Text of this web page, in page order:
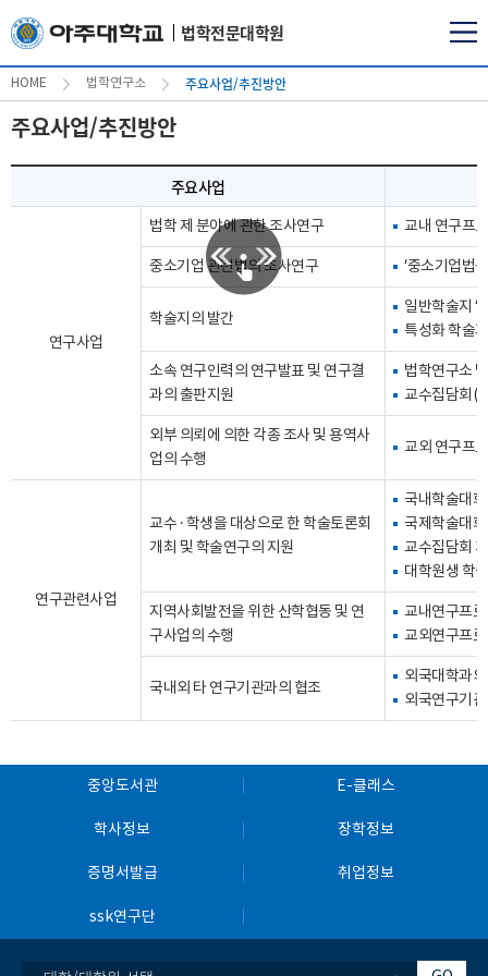
법학전문대학원
HOME 법학연구소 주요사업/추진방안
주요사업/추진방안
주요사업
연구사업
법학 제 분야에 관한 조사연구 교내 연구프
중소기업 관련법의 조사연구 ‘중소기업법
학술지의 발간
일반학술지 ‘
특성화 학술
소속 연구인력의 연구발표 및 연구결
과의 출판지원
법학연구소
교수집담회
외부 의뢰에 의한 각종 조사 및 용역사
업의 수행
교외 연구프
연구관련사업
교수 · 학생을 대상으로 한 학술토론회
개최 및 학술연구의 지원
국내학술대
국제학술대
교수집담회
대학원생 학
지역사회발전을 위한 산학협동 및 연
구사업의 수행
교내연구프
교외연구프
국내외 타 연구기관과의 협조
외국대학과
외국연구기
중앙도서관 E-클래스
학사정보 장학정보
증명서발급 취업정보
ssk연구단